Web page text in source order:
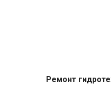
Ремонт